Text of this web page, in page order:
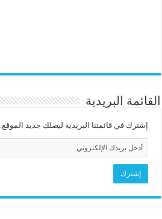
القائمة البريدية
إشترك في قائمتنا البريدية ليصلك جديد الموقع.